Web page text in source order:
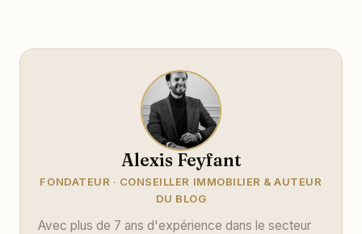
Alexis Feyfant
FONDATEUR · CONSEILLER IMMOBILIER & AUTEUR
DU BLOG
Avec plus de 7 ans d'expérience dans le secteur